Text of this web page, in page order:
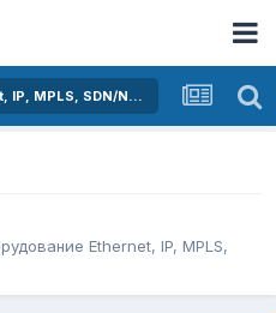
Активное оборудование Ethernet, IP, MPLS, SDN/NFV...
Ethernet, IP, MPLS,